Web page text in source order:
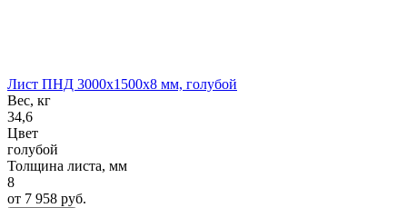
Лист ПНД 3000x1500x8 мм, голубой
Вес, кг
34,6
Цвет
голубой
Толщина листа, мм
8
от 7 958 руб.